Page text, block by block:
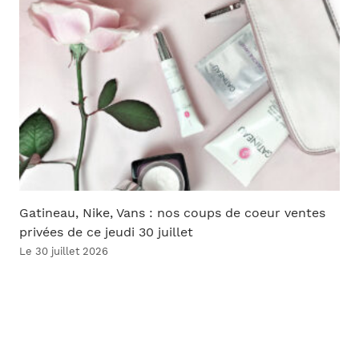
Gatineau, Nike, Vans : nos coups de coeur ventes
privées de ce jeudi 30 juillet
Le 30 juillet 2026